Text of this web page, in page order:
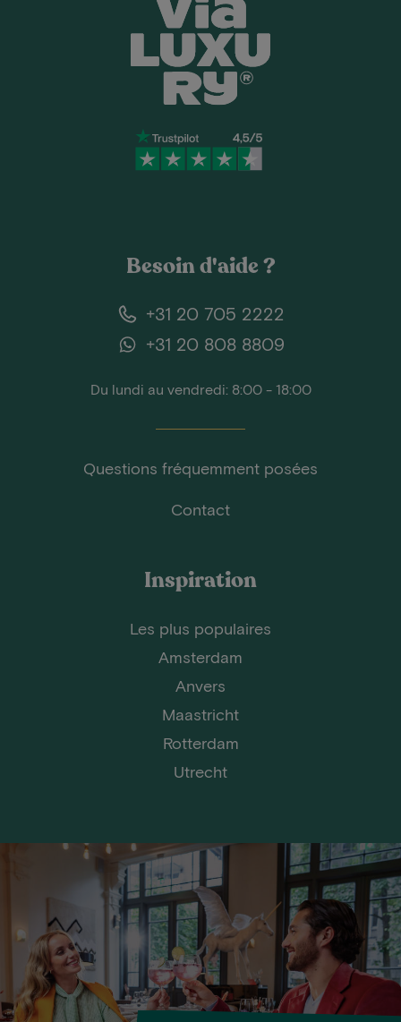
Besoin d'aide ?
+31 20 705 2222
+31 20 808 8809
Du lundi au vendredi: 8:00 - 18:00
Questions fréquemment posées
Contact
Inspiration
Les plus populaires
Amsterdam
Anvers
Maastricht
Rotterdam
Utrecht